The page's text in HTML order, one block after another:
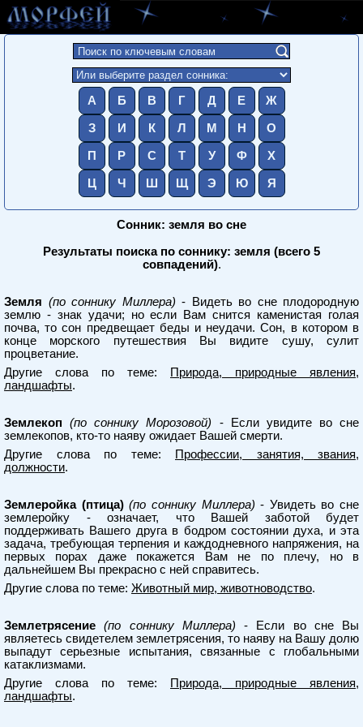
А Б В Г Д Е Ж
З И К Л М Н О
П Р С Т У Ф Х
Ц Ч Ш Щ Э Ю Я
Сонник: земля во сне
Результаты поиска по соннику: земля (всего 5
совпадений).
Земля (по соннику Миллера) - Видеть во сне плодородную
землю - знак удачи; но если Вам снится каменистая голая
почва, то сон предвещает беды и неудачи. Сон, в котором в
конце морского путешествия Вы видите сушу, сулит
процветание.
Другие слова по теме:
Природа, природные явления,
ландшафты.
Землекоп (по соннику Морозовой) - Если увидите во сне
землекопов, кто-то наяву ожидает Вашей смерти.
Другие слова по теме:
Профессии, занятия, звания,
должности.
Землеройка (птица) (по соннику Миллера) - Увидеть во сне
землеройку - означает, что Вашей заботой будет
поддерживать Вашего друга в бодром состоянии духа, и эта
задача, требующая терпения и каждодневного напряжения, на
первых порах даже покажется Вам не по плечу, но в
дальнейшем Вы прекрасно с ней справитесь.
Другие слова по теме: Животный мир, животноводство.
Землетрясение (по соннику Миллера) - Если во сне Вы
являетесь свидетелем землетрясения, то наяву на Вашу долю
выпадут серьезные испытания, связанные с глобальными
катаклизмами.
Другие слова по теме:
Природа, природные явления,
ландшафты.